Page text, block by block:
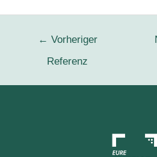
← Vorheriger
Referenz